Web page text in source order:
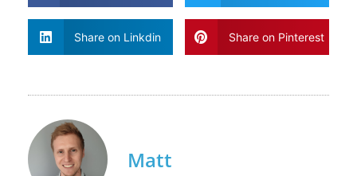
Share on Linkdin Share on Pinterest
Matt